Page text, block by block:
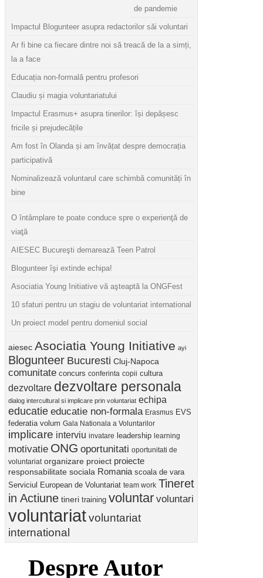
de pandemie
Impactul Blogunteer asupra redactorilor săi voluntari
Ar fi bine ca fiecare dintre noi să treacă de la a simți,
la a face
Educația non-formală pentru profesori
Claudiu și magia voluntariatului
Impactul Erasmus+ asupra tinerilor: își depășesc
fricile și prejudecățile
Am fost în Olanda și am învățat despre democrația
participativă
Nominalizează voluntarul care schimbă comunități în
bine
O întâmplare te poate conduce spre o experienţă de
viaţă
AIESEC Bucureşti demarează Teen Patrol
Blogunteer îşi extinde echipa!
Asociatia Young Initiative vă aşteaptă la ONGFest
10 sfaturi pentru un stagiu de voluntariat international
Un proiect model pentru domeniul social
aiesec Asociatia Young Initiative ayi
Blogunteer Bucuresti Cluj-Napoca
comunitate concurs conferinta copii cultura
dezvoltare dezvoltare personala
dialog intercultural si implicare prin voluntariat echipa
educatie educatie non-formala Erasmus EVS
federatia volum Gala Nationala a Voluntarilor
implicare interviu invatare leadership learning
motivatie ONG oportunitati oportunitati de
voluntariat organizare proiect proiecte
responsabilitate sociala Romania scoala de vara
Serviciul European de Voluntariat team work Tineret
in Actiune tineri training voluntar voluntari
voluntariatvoluntariat
international
Despre Autor